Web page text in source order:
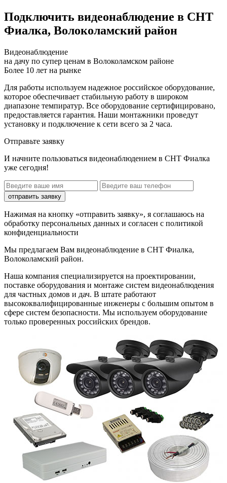
Подключить видеонаблюдение в СНТ
Фиалка, Волоколамский район
Видеонаблюдение
на дачу по супер ценам в Волоколамском районе
Более 10 лет на рынке
Для работы используем надежное российское оборудование,
которое обеспечивает стабильную работу в широком
диапазоне темпиратур. Все оборудование сертифицировано,
предоставляется гарантия. Наши монтажники проведут
установку и подключение к сети всего за 2 часа.
Отправьте заявку
И начните пользоваться видеонаблюдением в СНТ Фиалка
уже сегодня!
отправить заявку
Нажимая на кнопку «отправить заявку», я соглашаюсь на
обработку персональных данных и согласен с политикой
конфиденциальности
Мы предлагаем Вам видеонаблюдение в СНТ Фиалка,
Волоколамский район.
Наша компания специализируется на проектировании,
поставке оборудования и монтаже систем видеонаблюдения
для частных домов и дач. В штате работают
высококвалифицированные инженеры с большим опытом в
сфере систем безопасности. Мы используем оборудование
только проверенных российских брендов.